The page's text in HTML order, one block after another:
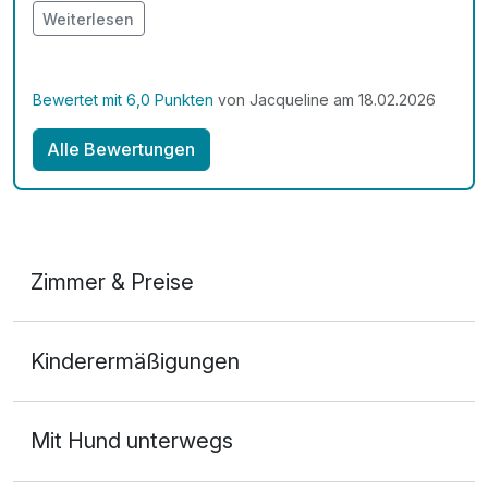
bezieht sich auf der kalten Jahreszeiten ) im Sommer
kann man sicherlich mehr in der Umgebung
Weiterlesen
Bewertet mit 6,0 Punkten von Jacqueline am 18.02.2026
Alle Bewertungen
Zimmer & Preise
2 Erwachsene und 1 Kind
Kinderermäßigungen
Mit Hund unterwegs